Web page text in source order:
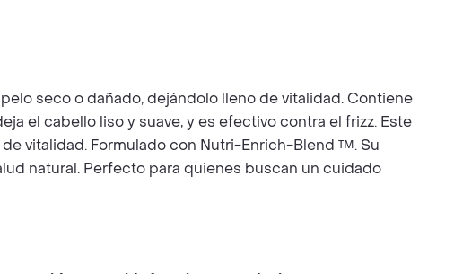
seco o dañado, dejándolo lleno de vitalidad. Contiene
el cabello liso y suave, y es efectivo contra el frizz. Este
vitalidad. Formulado con Nutri-Enrich-Blend ™. Su
natural. Perfecto para quienes buscan un cuidado